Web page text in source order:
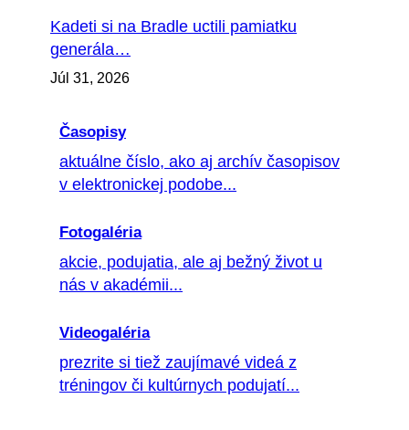
Kadeti si na Bradle uctili pamiatku
generála…
Júl 31, 2026
Časopisy
aktuálne číslo, ako aj archív časopisov
v elektronickej podobe...
Fotogaléria
akcie, podujatia, ale aj bežný život u
nás v akadémii...
Videogaléria
prezrite si tiež zaujímavé videá z
tréningov či kultúrnych podujatí...